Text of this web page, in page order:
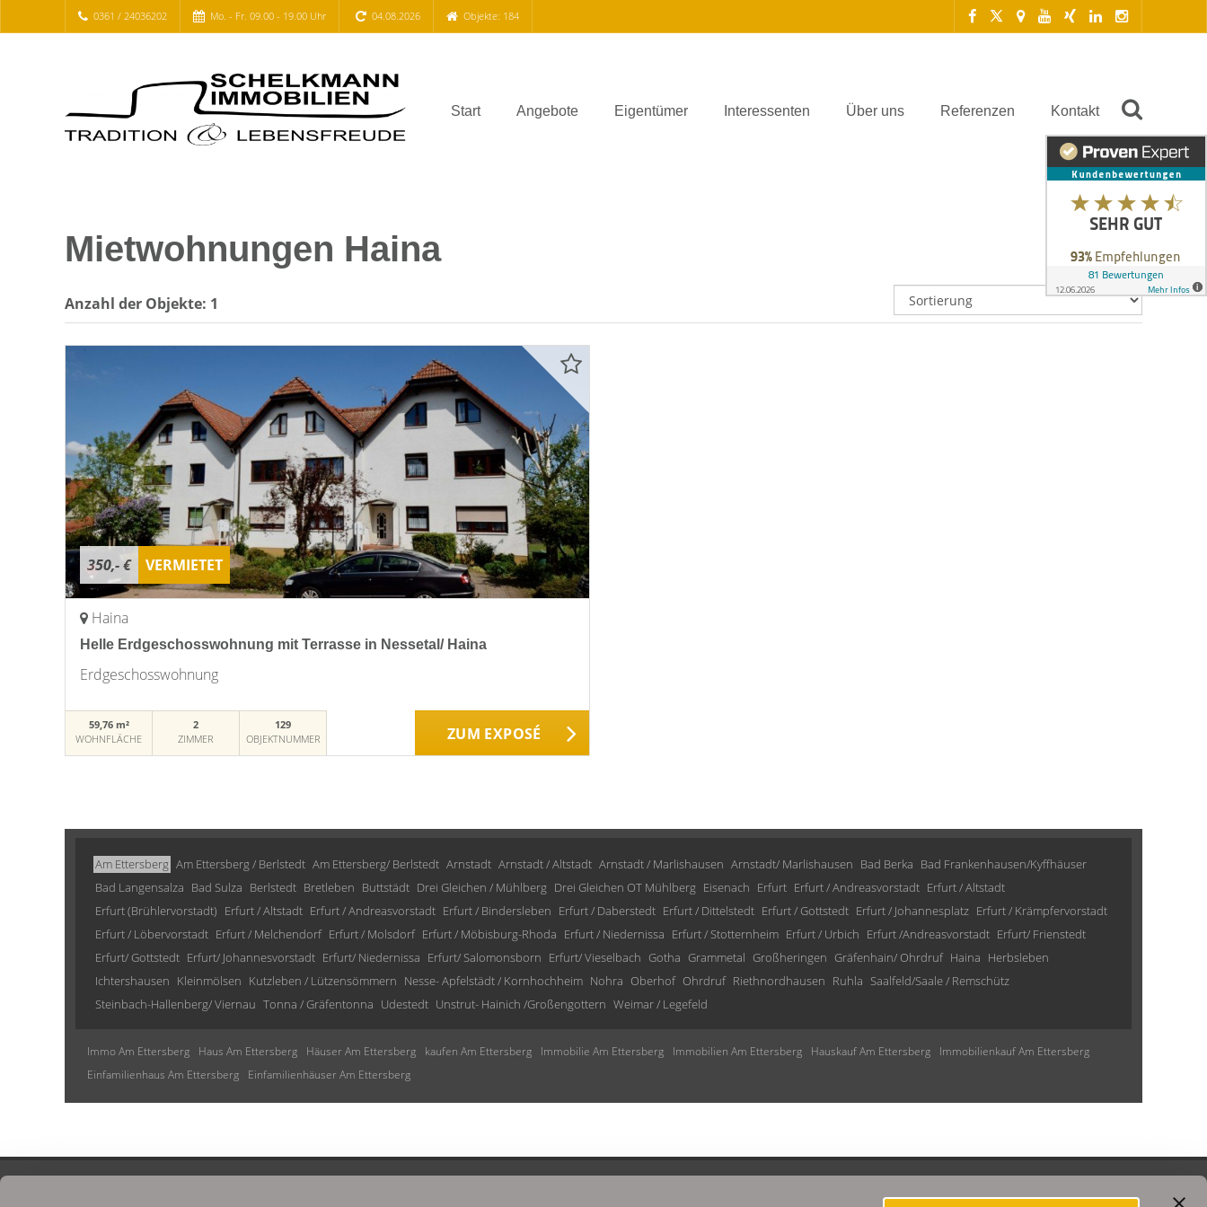
0361 / 24036202 Mo. - Fr. 09.00 - 19.00 Uhr 04.08.2026 Objekte: 184
Start Angebote Eigentümer Interessenten Über uns Referenzen Kontakt
Mietwohnungen Haina
Anzahl der Objekte: 1
350,- € VERMIETET
Haina
Helle Erdgeschosswohnung mit Terrasse in Nessetal/ Haina
Erdgeschosswohnung
59,76 m²
WOHNFLÄCHE
2
ZIMMER
129
OBJEKTNUMMER
ZUM EXPOSÉ
Am Ettersberg Am Ettersberg / Berlstedt Am Ettersberg/ Berlstedt Arnstadt Arnstadt / Altstadt Arnstadt / Marlishausen Arnstadt/ Marlishausen Bad Berka Bad Frankenhausen/Kyffhäuser
Bad Langensalza Bad Sulza Berlstedt Bretleben Buttstädt Drei Gleichen / Mühlberg Drei Gleichen OT Mühlberg Eisenach Erfurt Erfurt / Andreasvorstadt Erfurt / Altstadt
Erfurt (Brühlervorstadt) Erfurt / Altstadt Erfurt / Andreasvorstadt Erfurt / Bindersleben Erfurt / Daberstedt Erfurt / Dittelstedt Erfurt / Gottstedt Erfurt / Johannesplatz Erfurt / Krämpfervorstadt
Erfurt / Löbervorstadt Erfurt / Melchendorf Erfurt / Molsdorf Erfurt / Möbisburg-Rhoda Erfurt / Niedernissa Erfurt / Stotternheim Erfurt / Urbich Erfurt /Andreasvorstadt Erfurt/ Frienstedt
Erfurt/ Gottstedt Erfurt/ Johannesvorstadt Erfurt/ Niedernissa Erfurt/ Salomonsborn Erfurt/ Vieselbach Gotha Grammetal Großheringen Gräfenhain/ Ohrdruf Haina Herbsleben
Ichtershausen Kleinmölsen Kutzleben / Lützensömmern Nesse- Apfelstädt / Kornhochheim Nohra Oberhof Ohrdruf Riethnordhausen Ruhla Saalfeld/Saale / Remschütz
Steinbach-Hallenberg/ Viernau Tonna / Gräfentonna Udestedt Unstrut- Hainich /Großengottern Weimar / Legefeld
Immo Am Ettersberg Haus Am Ettersberg Häuser Am Ettersberg kaufen Am Ettersberg Immobilie Am Ettersberg Immobilien Am Ettersberg Hauskauf Am Ettersberg
Immobilienkauf Am Ettersberg
Einfamilienhaus Am Ettersberg
Einfamilienhäuser Am Ettersberg